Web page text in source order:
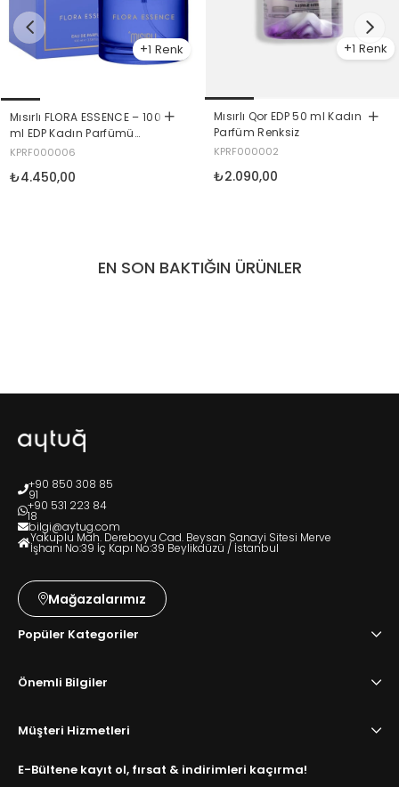
1
Mısırlı FLORA ESSENCE – 100
ml EDP Kadın Parfümü
Renksiz
KPRF000006
₺4.450,00
1
Mısırlı Qor EDP 50 ml Kadın
Parfüm Renksiz
KPRF000002
₺2.090,00
EN SON BAKTIĞIN ÜRÜNLER
+90 850 308 85
91
+90 531 223 84
18
bilgi@aytug.com
Yakuplu Mah. Dereboyu Cad. Beysan Sanayi Sitesi Merve
İşhanı No:39 İç Kapı No:39 Beylikdüzü / İstanbul
Mağazalarımız
Popüler Kategoriler
Önemli Bilgiler
Müşteri Hizmetleri
E-Bültene kayıt ol, fırsat & indirimleri kaçırma!